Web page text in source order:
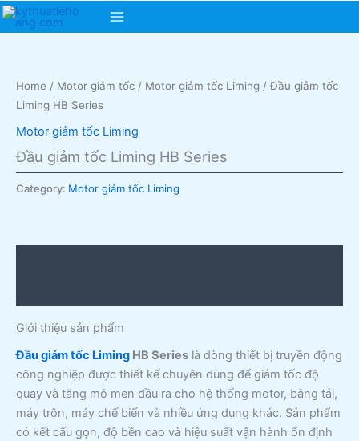
Skip
Main
Home / Motor giảm tốc / Motor giảm tốc Liming / Đầu giảm tốc
Liming HB Series
Motor giảm tốc Liming
Đầu giảm tốc Liming HB Series
Category: Motor giảm tốc Liming
Giới thiệu sản phẩm
Đầu giảm tốc Liming HB Series là dòng thiết bị truyền động
công nghiệp được thiết kế chuyên dùng để giảm tốc độ
quay và tăng mô men đầu ra cho hệ thống motor, băng tải,
máy trộn, máy chế biến và nhiều ứng dụng khác. Sản phẩm
có kết cấu gọn, độ bền cao và hiệu suất vận hành ổn định